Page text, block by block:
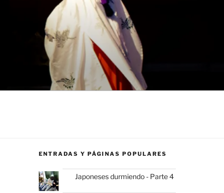
ENTRADAS Y PÁGINAS POPULARES
Japoneses durmiendo - Parte 4